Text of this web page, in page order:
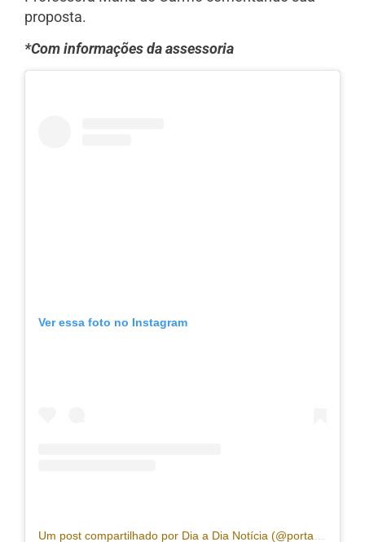
proposta.
*Com informações da assessoria
Ver essa foto no Instagram